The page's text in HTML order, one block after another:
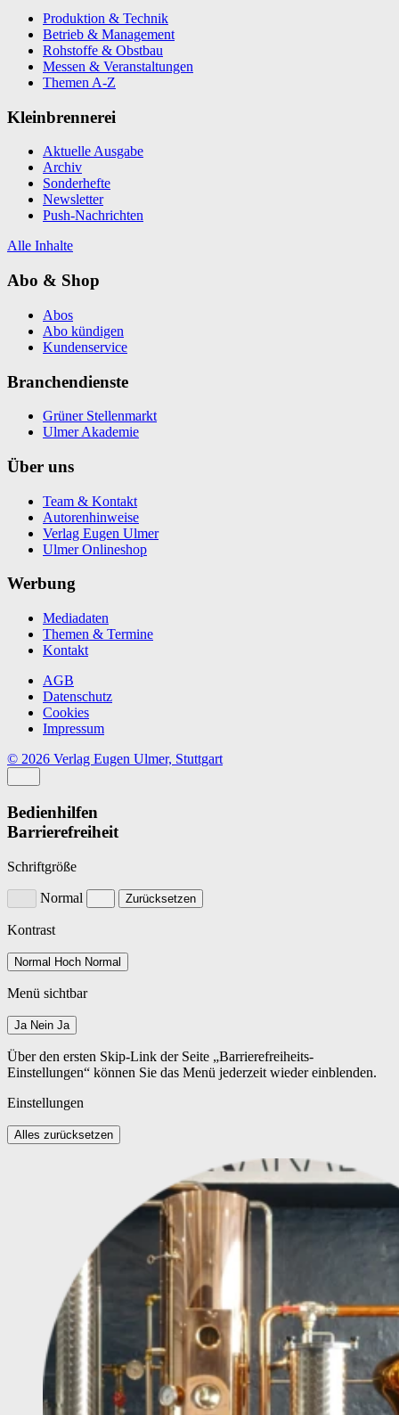
Produktion & Technik
Betrieb & Management
Rohstoffe & Obstbau
Messen & Veranstaltungen
Themen A-Z
Kleinbrennerei
Aktuelle Ausgabe
Archiv
Sonderhefte
Newsletter
Push-Nachrichten
Alle Inhalte
Abo & Shop
Abos
Abo kündigen
Kundenservice
Branchendienste
Grüner Stellenmarkt
Ulmer Akademie
Über uns
Team & Kontakt
Autorenhinweise
Verlag Eugen Ulmer
Ulmer Onlineshop
Werbung
Mediadaten
Themen & Termine
Kontakt
AGB
Datenschutz
Cookies
Impressum
© 2026 Verlag Eugen Ulmer, Stuttgart
Bedienhilfen
Barrierefreiheit
Schriftgröße
Normal Zurücksetzen
Kontrast
Normal Hoch Normal
Menü sichtbar
Ja Nein Ja
Über den ersten Skip-Link der Seite „Barrierefreiheits-
Einstellungen“ können Sie das Menü jederzeit wieder einblenden.
Einstellungen
Alles zurücksetzen